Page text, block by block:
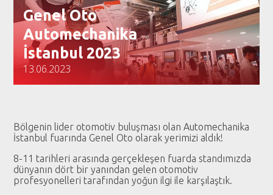
Genel Oto
Automechanika
İstanbul 2023
13.06.2023
Bölgenin lider otomotiv buluşması olan Automechanika
İstanbul fuarında Genel Oto olarak yerimizi aldık!
8-11 tarihleri arasında gerçekleşen fuarda standımızda
dünyanın dört bir yanından gelen otomotiv
profesyonelleri tarafından yoğun ilgi ile karşılaştık.